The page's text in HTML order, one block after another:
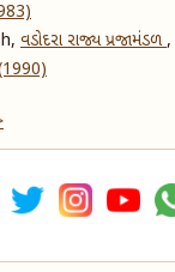
વડોદરા રાજ્ય પ્રજામંડળ,